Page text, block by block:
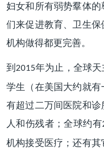
妇女和所有弱势羣体的
们来促进教育、卫生
机构做得都更完善。
到2015年为止，全球
学生（在美国大约就
有超过二万间医院和
人和伤残者；全球约有
机构接受医疗；还有